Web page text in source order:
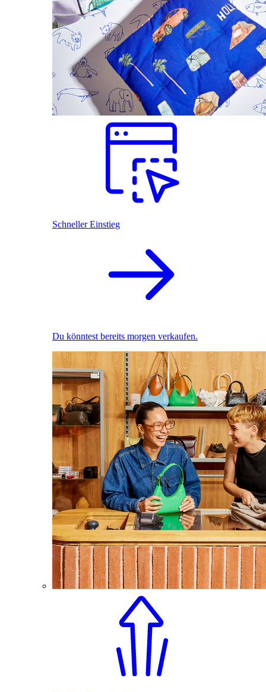
Schneller Einstieg
Du könntest bereits morgen verkaufen.